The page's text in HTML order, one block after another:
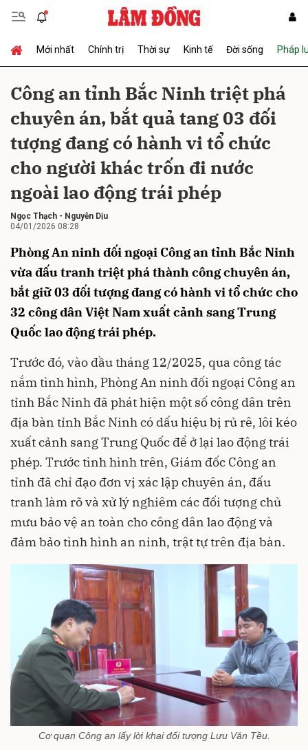
Mới nhất Chính trị Thời sự Kinh tế Đời sống Pháp
Công an tỉnh Bắc Ninh triệt phá
chuyên án, bắt quả tang 03 đối
tượng đang có hành vi tổ chức
cho người khác trốn đi nước
ngoài lao động trái phép
Ngọc Thạch - Nguyễn Dịu
04/01/2026 08:28
Phòng An ninh đối ngoại Công an tỉnh Bắc Ninh
vừa đấu tranh triệt phá thành công chuyên án,
bắt giữ 03 đối tượng đang có hành vi tổ chức cho
32 công dân Việt Nam xuất cảnh sang Trung
Quốc lao động trái phép.
Trước đó, vào đầu tháng 12/2025, qua công tác
nắm tình hình, Phòng An ninh đối ngoại Công an
tỉnh Bắc Ninh đã phát hiện một số công dân trên
địa bàn tỉnh Bắc Ninh có dấu hiệu bị rủ rê, lôi kéo
xuất cảnh sang Trung Quốc để ở lại lao động trái
phép. Trước tình hình trên, Giám đốc Công an
tỉnh đã chỉ đạo đơn vị xác lập chuyên án, đấu
tranh làm rõ và xử lý nghiêm các đối tượng chủ
mưu bảo vệ an toàn cho công dân lao động và
đảm bảo tình hình an ninh, trật tự trên địa bàn.
Cơ quan Công an lấy lời khai đối tượng Lưu Văn Tều.
Gửi bình luận